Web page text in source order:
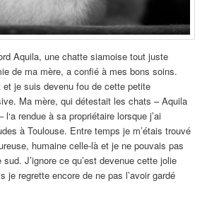
Aquila, une chatte siamoise tout juste
de ma mère, a confié à mes bons soins.
et je suis devenu fou de cette petite
Ma mère, qui détestait les chats – Aquila
rendue à sa propriétaire lorsque j’ai
à Toulouse. Entre temps je m’étais trouvé
humaine celle-là et je ne pouvais pas
sud. J’ignore ce qu’est devenue cette jolie
je regrette encore de ne pas l’avoir gardé